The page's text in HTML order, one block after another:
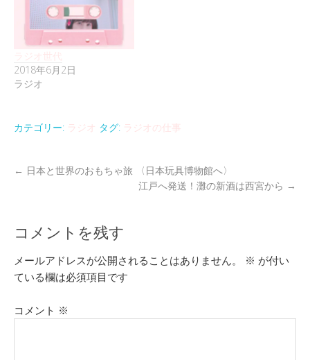
2018年6月2日
ラジオ
カテゴリー: ラジオ タグ: ラジオの仕事
← 日本と世界のおもちゃ旅 〈日本玩具博物館へ〉
江戸へ発送！灘の新酒は西宮から →
コメントを残す
メールアドレスが公開されることはありません。 ※ が付い
ている欄は必須項目です
コメント ※